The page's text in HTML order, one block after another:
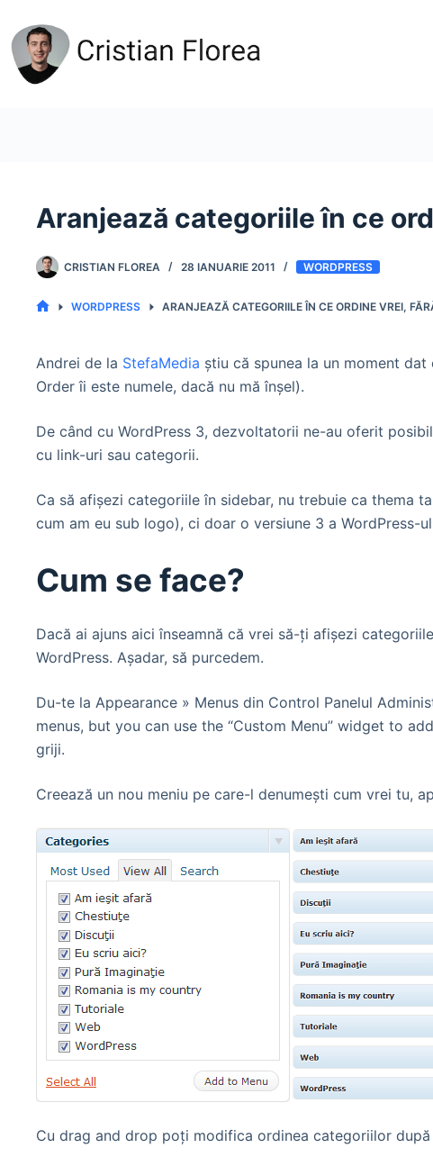
conținut
Aranjează categoriile în ce
CRISTIAN FLOREA 28 IANUARIE 2011 WORDPRESS
WORDPRESS ARANJEAZĂ CATEGORIILE ÎN CE ORDINE VREI,
Andrei de la StefaMedia ştiu că spunea la un moment
Order îi este numele, dacă nu mă înşel).
De când cu WordPress 3, dezvoltatorii ne-au oferit
cu link-uri sau categorii.
Ca să afişezi categoriile în sidebar, nu trebuie ca thema
cum am eu sub logo), ci doar o versiune 3 a WordPress-
Cum se face?
Dacă ai ajuns aici înseamnă că vrei să-ţi afişezi
WordPress. Aşadar, să purcedem.
Du-te la Appearance » Menus din Control Panelul
menus, but you can use the “Custom Menu” widget to
griji.
Creează un nou meniu pe care-l denumeşti cum vrei tu,
Cu drag and drop poţi modifica ordinea categoriilor după